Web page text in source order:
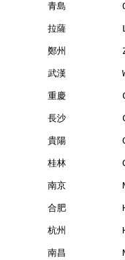
青島
拉薩
鄭州
武漢
重慶
長沙
貴陽
桂林
南京
合肥
杭州
南昌